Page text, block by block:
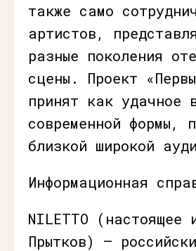
также само
артистов,
разные поколения
сцены. Проект
принят как удачное
современной формы,
близкой широкой
Информационная
NILETTO (настоящее
Прытков) —